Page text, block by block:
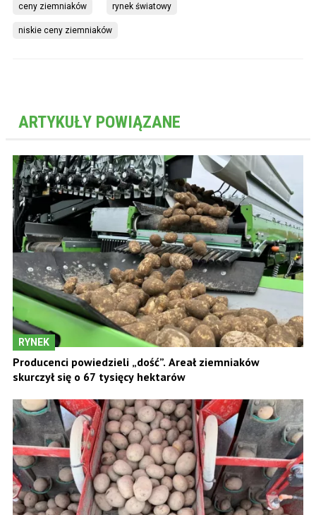
ceny ziemniaków rynek światowy
niskie ceny ziemniaków
ARTYKUŁY POWIĄZANE
RYNEK
Producenci powiedzieli „dość”. Areał ziemniaków
skurczył się o 67 tysięcy hektarów